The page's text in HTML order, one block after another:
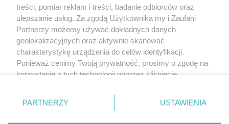
O nas
treści, pomiar reklam i treści, badanie odbiorców oraz
ulepszanie usług. Za zgodą Użytkownika my i Zaufani
Partnerzy możemy używać dokładnych danych
geolokalizacyjnych oraz aktywnie skanować
charakterystykę urządzenia do celów identyfikacji.
Ponieważ cenimy Twoją prywatność, prosimy o zgodę na
korzystanie z tych technologii poprzez kliknięcie
zmienić/wycofać klikając przycisk ustawień prywatności
znajdujący się w lewym dolnym rogu strony
rodzaje przetwarzania danych nie wymagają zgody
PARTNERZY USTAWIENIA